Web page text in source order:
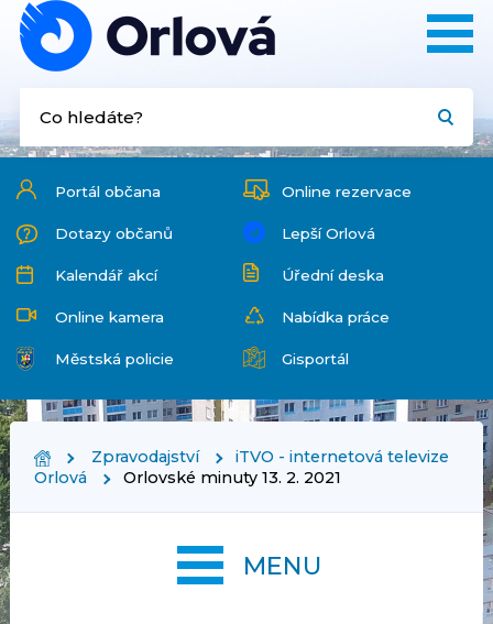
Portál občana Online rezervace
Dotazy občanů Lepší Orlová
Kalendář akcí Úřední deska
Online kamera Nabídka práce
Městská policie Gisportál
Zpravodajství
iTVO - internetová televize
Orlová
Orlovské minuty 13. 2. 2021
MENU